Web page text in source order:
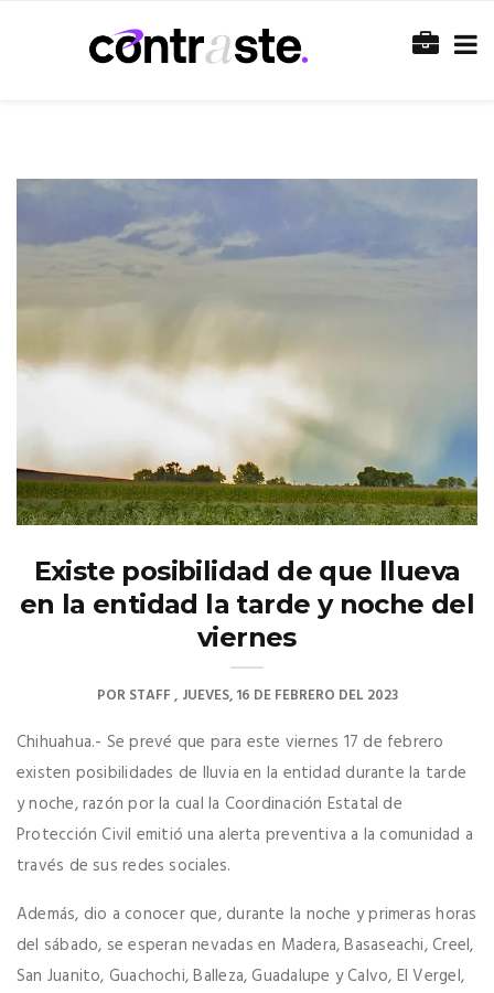
Existe posibilidad de que llueva
en la entidad la tarde y noche del
viernes
PORSTAFF JUEVES, 16 DE FEBRERO DEL 2023
Chihuahua.- Se prevé que para este viernes 17 de febrero
existen posibilidades de lluvia en la entidad durante la tarde
y noche, razón por la cual la Coordinación Estatal de
Protección Civil emitió una alerta preventiva a la comunidad a
través de sus redes sociales.
Además, dio a conocer que, durante la noche y primeras horas
del sábado, se esperan nevadas en Madera, Basaseachi, Creel,
San Juanito, Guachochi, Balleza, Guadalupe y Calvo, El Vergel,